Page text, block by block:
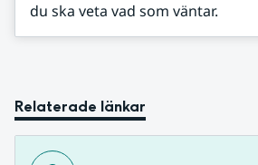
du ska veta vad som väntar.
Relaterade länkar